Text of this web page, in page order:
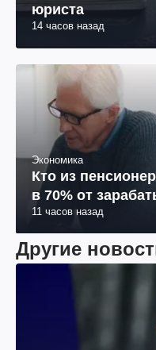
юриста
14 часов назад
Экономика
Кто из
в 70% от
11 часов назад
Другие